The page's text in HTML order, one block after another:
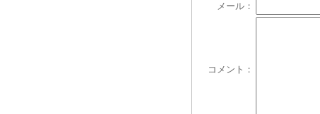
メール：
コメント：